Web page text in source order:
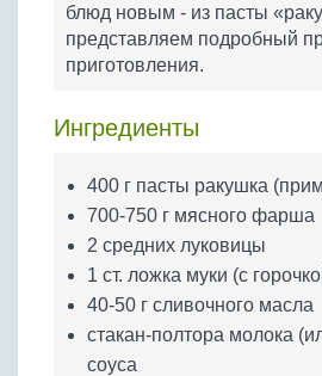
Бобовые
Яйца
блюд новым - из пасты
представляем подробный
приготовления.
Ингредиенты
400 г пасты ракушка
700-750 г мясного фарша
2 средних луковицы
1 ст. ложка муки (с
40-50 г сливочного масла
стакан-полтора молока
соуса